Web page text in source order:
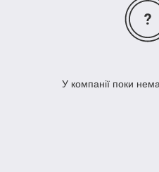
У компанії поки